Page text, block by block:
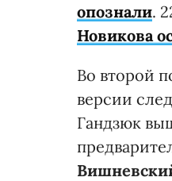
опознали.
Новикова
Во второй
версии
Гандзюк